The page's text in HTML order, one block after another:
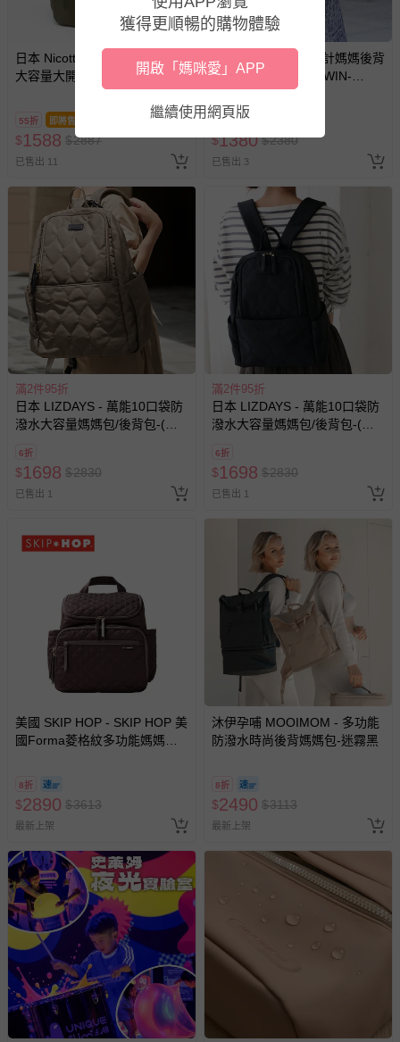
豫期範圍：
易於腐敗、保存期限較短或解約時即將逾期（例如生鮮
商品、食品等）。
客製化商品（例如客製生日書、姓名貼等）。
報紙、期刊或雜誌（惟書籍如經拆封、使用，則酌收整
新費用）。
經消費者拆封之影音商品或電腦軟體（例如 DVD、CD
非以有形媒介提供之數位內容或一經提供即為完成之線
上服務，經消費者事先同意始提供（例如線上課程、遊
戲或活動點數等）。
已拆封之以下類型商品：
-個人衛生用品（例如尿布、貼身衣物、泳裝、襪子、地
墊、寢具類等）。
-新生兒親膚衣物（嬰幼兒包巾與背巾、包屁衣、學習
褲、紗布衣等）。
-接觸性孕哺產品（奶嘴、奶瓶、擠乳器、哺乳衣、托腹
帶束縛衣、餐搖椅等）。
-其他原廠盒裝商品封口處已貼上「不可拆封」，或具警
示字句等說明貼紙、封條者。
國際航空、客運、訂房等服務。
相關的退換貨辦理流程，可詳見：退換貨 & 退款問題
其他常見問題：
運送服務：目前提供的運送僅限台灣本島。如您位於離島地
區，可能會無法配送，或須依據商品需加收離島運費。廠商
亦保留出貨與否的權利。離島、偏遠地區、樓層親送等加價
費用，可能會另需加收。
商品實際的配達日期，可於訂單個人資料內的查詢訂單內，
已出貨通知之訊息為主。
如您收到商品，請依正常流程檢查是否完好，若商品遇瑕疵
情形，您可申請更換新品或退貨，請見：退貨的辦理流程。
若您對於會員帳號、商品訂購與資訊、購物流程、付款方
問，你可詳見：
媽咪愛客服中心。
預購商品：預購為海外同步代購，遇缺貨即會通知媽咪並協
助取消退款事宜。
商品如因「價格、組合」等錯誤原因，導致無法安排出貨，
會主動以簡訊及mail通知訂單取消事宜，並將提供適當補
償。
日本 Nicott - Cargo防潑水3層
大容量大開口後背包/媽媽包-軍
綠 (29x43x14.5cm)
55折 即將售完
$1588 $2887
已售出 11
Heine 海恩 - 束口設計媽媽後背
包 歐美版型媽媽包 (WIN-
HD13C)-黑
58折 即將售完
$1380 $2380
已售出 3
滿2件95折
日本 LIZDAYS - 萬能10口袋防
潑水大容量媽媽包/後背包-(送
6折
$1698 $2830
已售出 1
滿2件95折
日本 LIZDAYS - 萬能10口袋防
潑水大容量媽媽包/後背包-(送
6折
$1698 $2830
已售出 1
美國 SKIP HOP - SKIP HOP 美
國Forma菱格紋多功能媽媽包-
8折
$2890 $3613
最新上架
沐伊孕哺 MOOIMOM - 多功能
防潑水時尚後背媽媽包-迷霧黑
8折
$2490 $3113
最新上架
獲得更順暢的購物體驗
開啟「媽咪愛」APP
繼續使用網頁版